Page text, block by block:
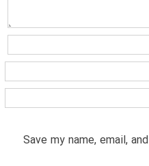
Save my name, email,